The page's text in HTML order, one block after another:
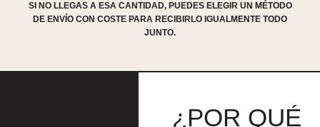
SI NO LLEGAS A ESA CANTIDAD, PUEDES ELEGIR UN MÉTODO
DE ENVÍO CON COSTE PARA RECIBIRLO IGUALMENTE TODO
JUNTO.
¿POR QUÉ